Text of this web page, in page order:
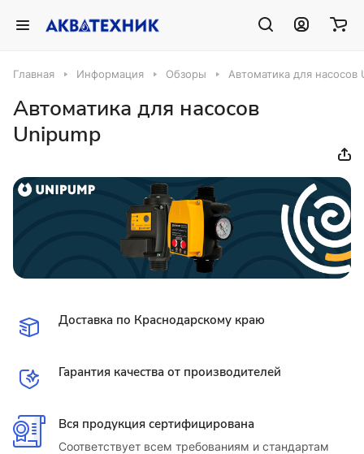
Главная Информация Обзоры Автоматика для насосов
Автоматика для насосов
Unipump
Доставка по Краснодарскому краю
Гарантия качества от производителей
Вся продукция сертифицирована
Соответствует всем требованиям и стандартам